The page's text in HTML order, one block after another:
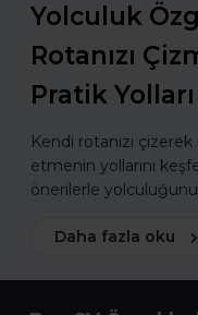
Yolculuk
Rotanızı
Pratik Yolları
Kendi rotanızı
etmenin yollarını
önerilerle
Daha fazla oku